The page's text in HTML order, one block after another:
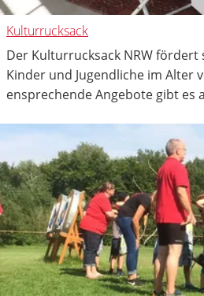
Kulturrucksack
Der Kulturrucksack NRW fördert
Kinder und Jugendliche im Alter
ensprechende Angebote gibt es